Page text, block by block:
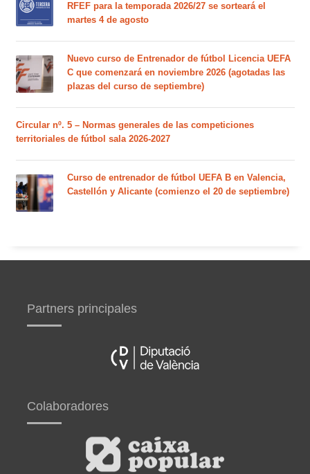
RFEF para la temporada 2026/27 se sorteará el
martes 4 de agosto
Nuevo curso de Entrenador de fútbol Licencia UEFA
C que comenzará en noviembre 2026 (agotadas las
plazas del curso de septiembre)
Circular nº. 5 – Normas generales de las competiciones
territoriales de fútbol sala 2026-2027
Curso de entrenador de fútbol UEFA B en Valencia,
Castellón y Alicante (comienzo el 20 de septiembre)
Partners principales
Colaboradores